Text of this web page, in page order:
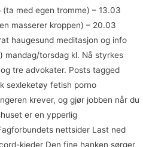
med egen tromme) – 13.03
masserer kroppen) – 20.03
haugesund meditasjon og info
mandag/torsdag kl. Nå styrkes
tre advokater. Posts tagged
sexleketøy fetish porno
krever, og gjør jobben når du
er en ypperlig
nettsider Last ned
kjeder​​​ Den fine hanken sørger